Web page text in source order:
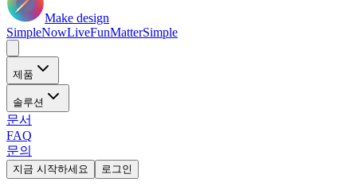
Make design
SimpleNowLiveFunMatterSimple
제품
솔루션
문서
FAQ
문의
지금 시작하세요 로그인